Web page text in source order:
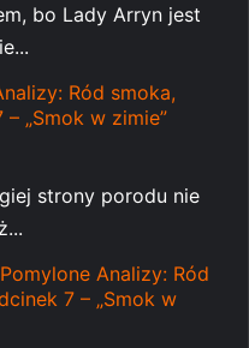
bo Lady Arryn jest
Ród smoka,
„Smok w zimie”
strony porodu nie
Pomylone Analizy: Ród
7 – „Smok w